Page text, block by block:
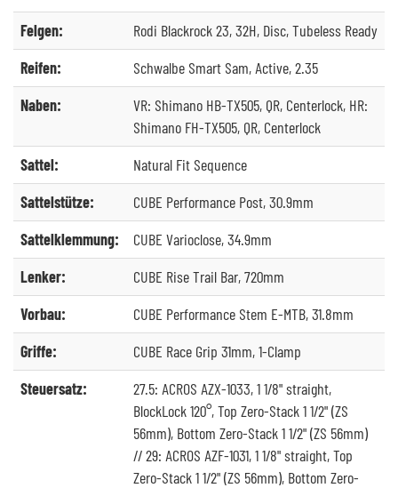
Felgen:
Rodi Blackrock 23, 32H, Disc, Tubeless Ready
Reifen:
Schwalbe Smart Sam, Active, 2.35
Naben:
VR: Shimano HB-TX505, QR, Centerlock, HR:
Shimano FH-TX505, QR, Centerlock
Sattel:
Natural Fit Sequence
Sattelstütze:
CUBE Performance Post, 30.9mm
Sattelklemmung:
CUBE Varioclose, 34.9mm
Lenker:
CUBE Rise Trail Bar, 720mm
Vorbau:
CUBE Performance Stem E-MTB, 31.8mm
Griffe:
CUBE Race Grip 31mm, 1-Clamp
Steuersatz:
27.5: ACROS AZX-1033, 1 1/8" straight,
BlockLock 120°, Top Zero-Stack 1 1/2" (ZS
56mm), Bottom Zero-Stack 1 1/2" (ZS 56mm)
// 29: ACROS AZF-1031, 1 1/8" straight, Top
Zero-Stack 1 1/2" (ZS 56mm), Bottom Zero-